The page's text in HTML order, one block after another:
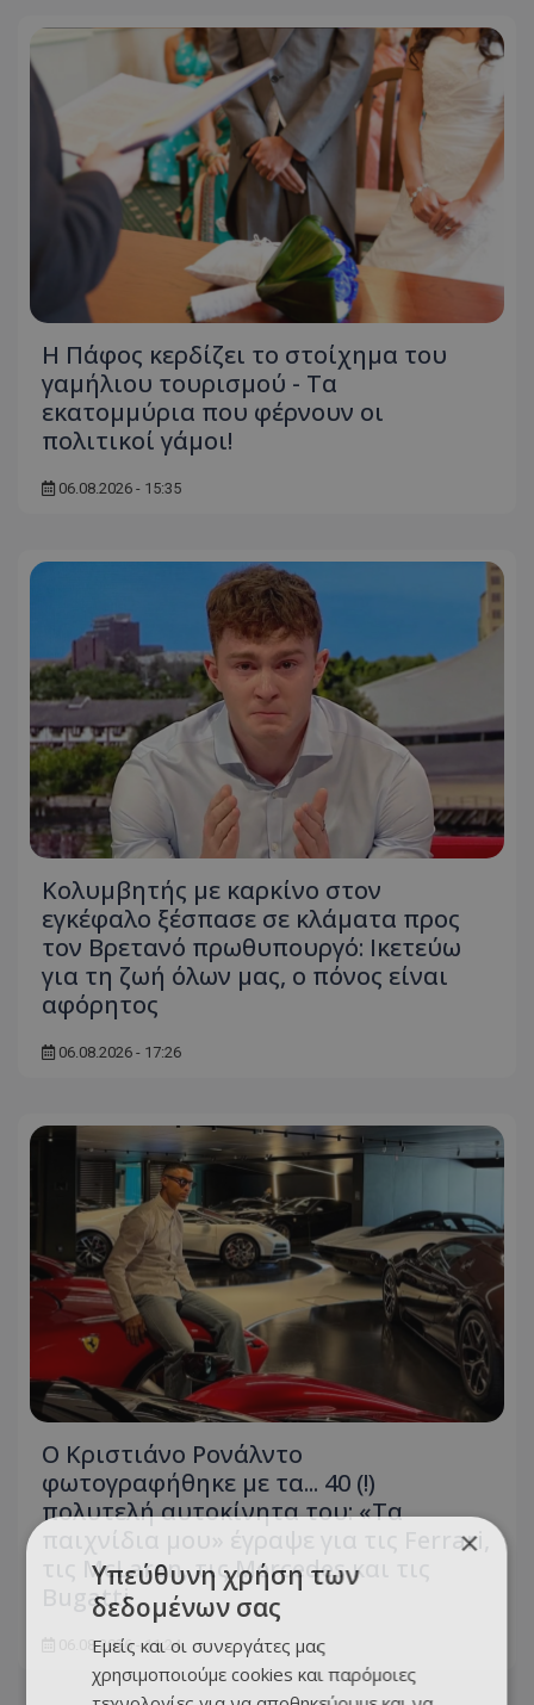
Η Πάφος κερδίζει το στοίχημα του
γαμήλιου τουρισμού - Τα
εκατομμύρια που φέρνουν οι
πολιτικοί γάμοι!
06.08.2026 - 15:35
Κολυμβητής με καρκίνο στον
εγκέφαλο ξέσπασε σε κλάματα προς
τον Βρετανό πρωθυπουργό: Ικετεύω
για τη ζωή όλων μας, ο πόνος είναι
αφόρητος
06.08.2026 - 17:26
Ο Κριστιάνο Ρονάλντο
φωτογραφήθηκε με τα... 40 (!)
πολυτελή αυτοκίνητα του: «Τα
παιχνίδια μου» έγραψε για τις Ferrari,
τις McLaren, τις Mercedes και τις
Bugatti
06.08.2026 - 11:24
×
Υπεύθυνη χρήση των
δεδομένων σας
Εμείς και οι συνεργάτες μας
χρησιμοποιούμε cookies και παρόμοιες